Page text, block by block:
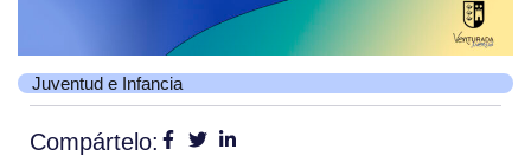
Juventud e Infancia
Compártelo: